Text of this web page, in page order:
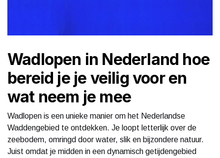
Wadlopen in Nederland hoe
bereid je je veilig voor en
wat neem je mee
Wadlopen is een unieke manier om het Nederlandse
Waddengebied te ontdekken. Je loopt letterlijk over de
zeebodem, omringd door water, slik en bijzondere natuur.
Juist omdat je midden in een dynamisch getijdengebied